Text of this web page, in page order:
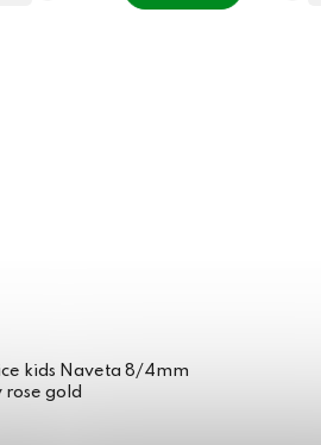
kids Naveta 8/4mm
rose gold